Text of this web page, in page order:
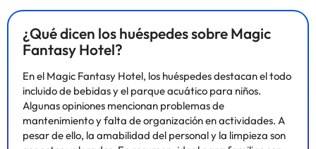
¿Qué dicen los huéspedes sobre Magic
Fantasy Hotel?
En el Magic Fantasy Hotel, los huéspedes destacan el todo
incluido de bebidas y el parque acuático para niños.
Algunas opiniones mencionan problemas de
mantenimiento y falta de organización en actividades. A
pesar de ello, la amabilidad del personal y la limpieza son